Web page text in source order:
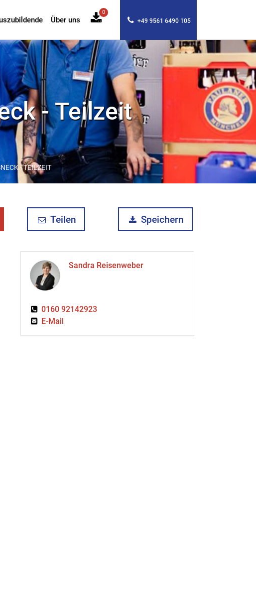
+49 9561 6490 105
Über uns
0
- Teilzeit
- TEILZEIT
Teilen Speichern
Sandra Reisenweber
0160 92142923
E-Mail